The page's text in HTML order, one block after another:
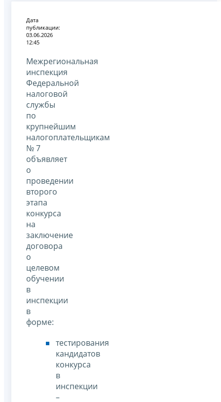
Дата
публикации:
03.06.2026
12:45
Межрегиональная
инспекция
Федеральной
налоговой
службы
по
крупнейшим
налогоплательщикам
№ 7
объявляет
о
проведении
второго
этапа
конкурса
на
заключение
договора
о
целевом
обучении
в
инспекции
в
форме:
тестирования
кандидатов
конкурса
в
инспекции
–